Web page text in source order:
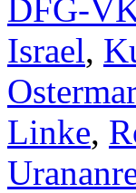
DFG-
Israel,
Linke,